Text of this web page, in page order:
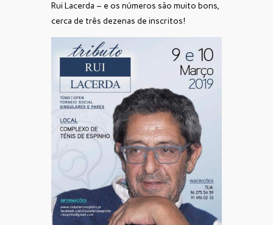
Rui Lacerda – e os números são muito bons,
cerca de três dezenas de inscritos!